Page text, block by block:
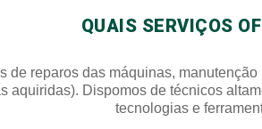
QUAIS SERVIÇOS
de reparos das máquinas,
aquiridas). Dispomos de técnicos
tecnologias e